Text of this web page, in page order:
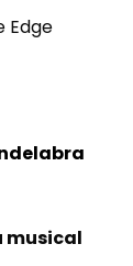
Edge
musical